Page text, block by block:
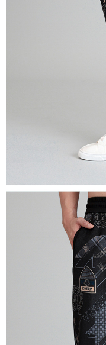
１．透過由恩沛科技股份有
易，需依本服務之必要範圍
權轉讓予恩沛科技股份有限
２．關於個人資料處理事宜
３．未成年的使用者請事先
「AFTEE先享後付」，若未
４．使用「AFTEE先享後付
時審查核予不同之上限額度
５．嚴禁一人註冊多個帳號
恩沛科技股份有限公司將有
每筆NT$150，滿
每筆NT$150，滿
每筆NT$150，滿
每筆NT$200，滿